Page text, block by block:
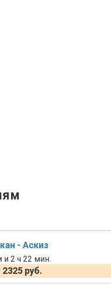
- Аскиз
и 2 ч 22 мин.
2325 руб.